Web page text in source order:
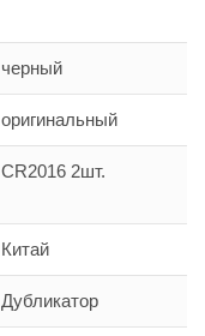
черный
оригинальный
CR2016 2шт.
Китай
Дубликатор